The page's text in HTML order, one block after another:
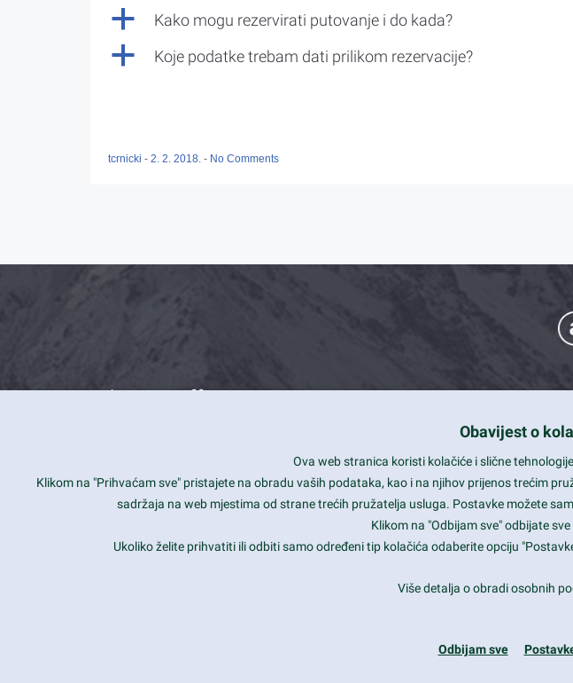
a Kako mogu rezervirati putovanje i do kada?
a Koje podatke trebam dati prilikom rezervacije?
tcrnicki - 2. 2. 2018. - No Comments
What we offer
Is your website user friendly?
Ark offers weekly stunning designs.
Why our customers love Ark?
Smart and beautiful design
Unlimited Eelements
Mobile ready
Obavijest o
Ova web stranica koristi kolačiće i slične
Klikom na "Prihvaćam sve" pristajete na obradu vaših podataka, kao i na njihov prijenos trećim
sadržaja na web mjestima od strane trećih pružatelja usluga. Postavke možete
Klikom na "Odbijam sve" odbijate
Ukoliko želite prihvatiti ili odbiti samo određeni tip kolačića odaberite opciju
Više detalja o obradi osobnih
Odbijam sve